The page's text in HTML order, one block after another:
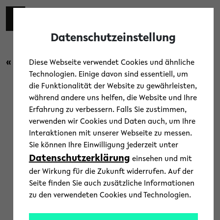
Skip to main content
« Zurück zur Übersicht
Campus Menschen /News
Personalnachrichten aus der
Universität Bielefeld
27. Oktober 2022
Text: Norma Langohr
Datenschutzeinstellung
Diese Webseite verwendet Cookies und ähnliche
Technologien. Einige davon sind essentiell, um
die Funktionalität der Website zu gewährleisten,
während andere uns helfen, die Website und Ihre
Erfahrung zu verbessern. Falls Sie zustimmen,
verwenden wir Cookies und Daten auch, um Ihre
Interaktionen mit unserer Webseite zu messen.
Sie können Ihre Einwilligung jederzeit unter
Datenschutzerklärung einsehen und mit
der Wirkung für die Zukunft widerrufen. Auf der
Seite finden Sie auch zusätzliche Informationen
zu den verwendeten Cookies und Technologien.